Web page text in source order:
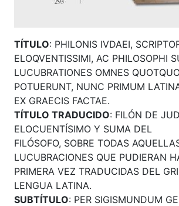
TÍTULO: PHILONIS IVDAEI,
ELOQVENTISSIMI, AC PHILOSOPHI
LUCUBRATIONES OMNES
POTUERUNT, NUNC PRIMUM
EX GRAECIS FACTAE.
TÍTULO TRADUCIDO: FILÓN DE
ELOCUENTÍSIMO Y SUMA DEL
FILÓSOFO, SOBRE TODAS
LUCUBRACIONES QUE PUDIERAN
PRIMERA VEZ TRADUCIDAS DEL
LENGUA LATINA.
SUBTÍTULO: PER SIGISMUNDUM